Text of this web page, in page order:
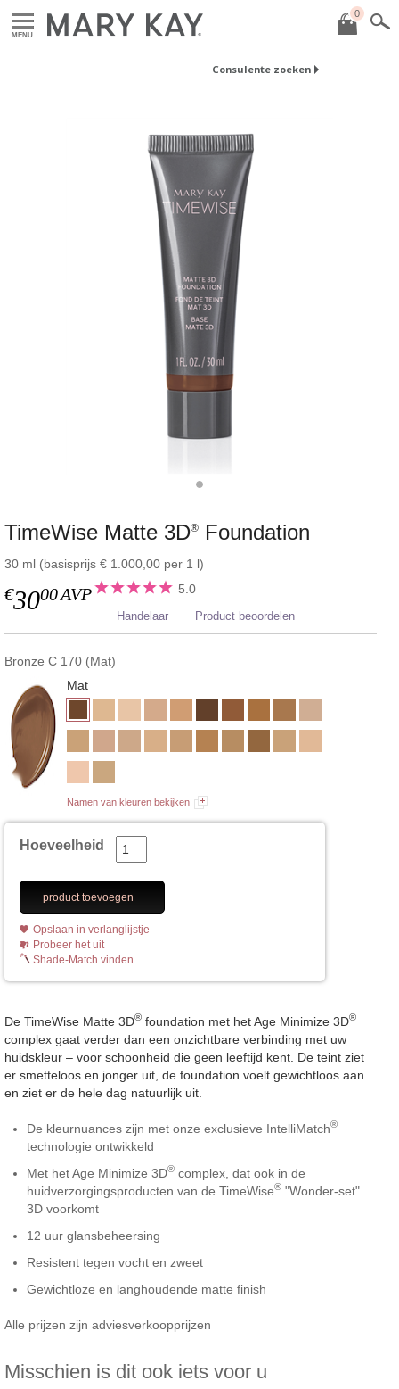
MENU
0
Consulente zoeken
TimeWise Matte 3D® Foundation
30 ml (basisprijs € 1.000,00 per 1 l)
€3000AVP 5.0
Handelaar Product beoordelen
Bronze C 170 (Mat)
Mat
Namen van kleuren bekijken
Hoeveelheid
product toevoegen
Opslaan in verlanglijstje
Probeer het uit
Shade-Match vinden
De TimeWise Matte 3D® foundation met het Age Minimize 3D®
complex gaat verder dan een onzichtbare verbinding met uw
huidskleur – voor schoonheid die geen leeftijd kent. De teint ziet
er smetteloos en jonger uit, de foundation voelt gewichtloos aan
en ziet er de hele dag natuurlijk uit.
De kleurnuances zijn met onze exclusieve IntelliMatch®
technologie ontwikkeld
Met het Age Minimize 3D® complex, dat ook in de
huidverzorgingsproducten van de TimeWise® "Wonder-set"
3D voorkomt
12 uur glansbeheersing
Resistent tegen vocht en zweet
Gewichtloze en langhoudende matte finish
Alle prijzen zijn adviesverkoopprijzen
Misschien is dit ook iets voor u